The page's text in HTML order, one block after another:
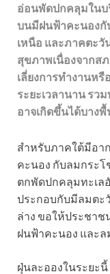
อ่อนพัดปกคลุมในบ
บนมีฝนฟ้าคะนองกั
เหนือ และภาคตะ
สุขภาพเนื่องจากส
เลี่ยงการทำงานห
ระยะเวลานาน รว
อาจเกิดขึ้นได้บาง
สำหรับภาคใต้มีอา
คะนอง กับลมกระโ
ตกพัดปกคลุมทะเล
ประกอบกับมีลมตะ
ล่าง ขอให้ประชาช
ฝนฟ้าคะนอง และ
ฝุ่นละอองในระยะ